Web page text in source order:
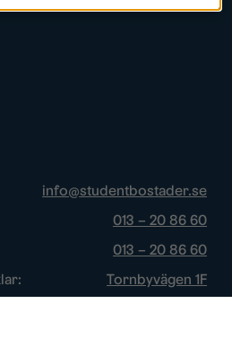
info@studentbostader.se
013 – 20 86 60
013 – 20 86 60
Tornbyvägen 1F